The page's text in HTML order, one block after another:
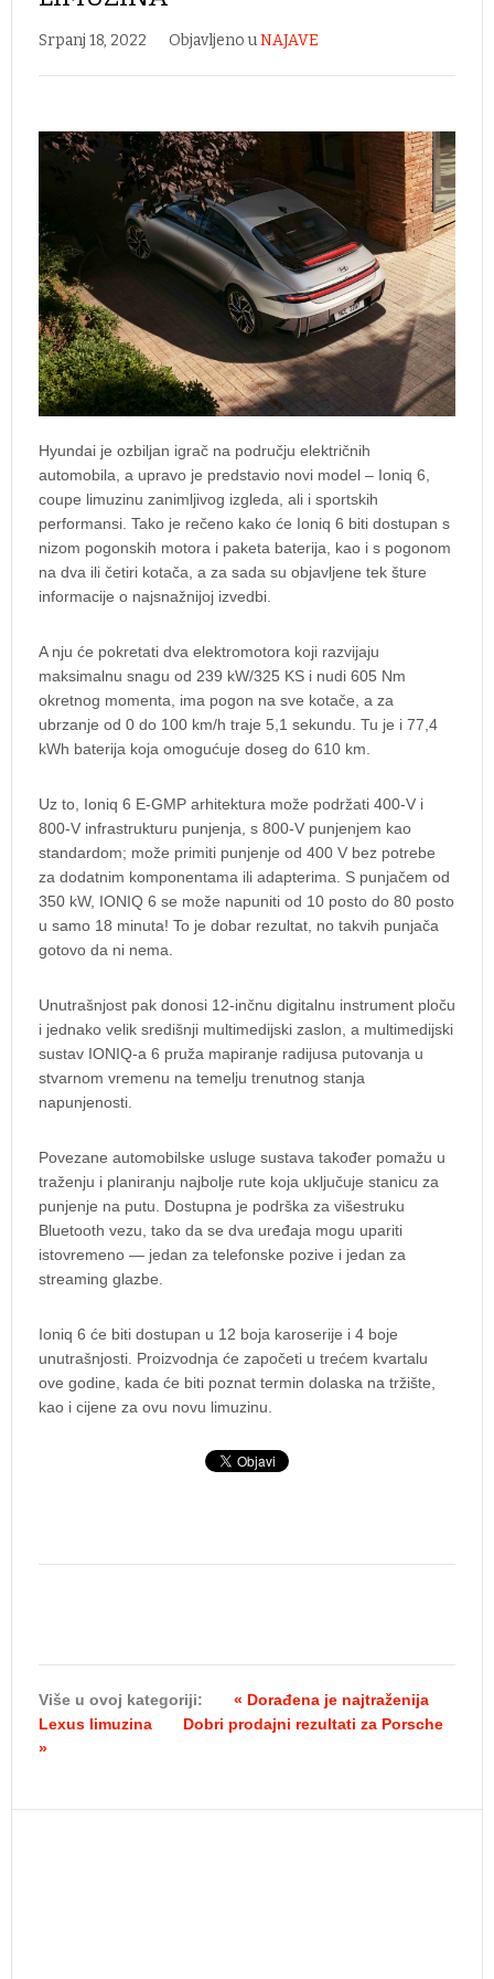
Srpanj 18, 2022 Objavljeno uNAJAVE
Hyundai je ozbiljan igrač na području električnih
automobila, a upravo je predstavio novi model – Ioniq 6,
coupe limuzinu zanimljivog izgleda, ali i sportskih
performansi. Tako je rečeno kako će Ioniq 6 biti dostupan s
nizom pogonskih motora i paketa baterija, kao i s pogonom
na dva ili četiri kotača, a za sada su objavljene tek šture
informacije o najsnažnijoj izvedbi.
A nju će pokretati dva elektromotora koji razvijaju
maksimalnu snagu od 239 kW/325 KS i nudi 605 Nm
okretnog momenta, ima pogon na sve kotače, a za
ubrzanje od 0 do 100 km/h traje 5,1 sekundu. Tu je i 77,4
kWh baterija koja omogućuje doseg do 610 km.
Uz to, Ioniq 6 E-GMP arhitektura može podržati 400-V i
800-V infrastrukturu punjenja, s 800-V punjenjem kao
standardom; može primiti punjenje od 400 V bez potrebe
za dodatnim komponentama ili adapterima. S punjačem od
350 kW, IONIQ 6 se može napuniti od 10 posto do 80 posto
u samo 18 minuta! To je dobar rezultat, no takvih punjača
gotovo da ni nema.
Unutrašnjost pak donosi 12-inčnu digitalnu instrument ploču
i jednako velik središnji multimedijski zaslon, a multimedijski
sustav IONIQ-a 6 pruža mapiranje radijusa putovanja u
stvarnom vremenu na temelju trenutnog stanja
napunjenosti.
Povezane automobilske usluge sustava također pomažu u
traženju i planiranju najbolje rute koja uključuje stanicu za
punjenje na putu. Dostupna je podrška za višestruku
Bluetooth vezu, tako da se dva uređaja mogu upariti
istovremeno — jedan za telefonske pozive i jedan za
streaming glazbe.
Ioniq 6 će biti dostupan u 12 boja karoserije i 4 boje
unutrašnjosti. Proizvodnja će započeti u trećem kvartalu
ove godine, kada će biti poznat termin dolaska na tržište,
kao i cijene za ovu novu limuzinu.
Više u ovoj kategoriji:
« Dorađena je najtraženija
Lexus limuzina
Dobri prodajni rezultati za Porsche
»